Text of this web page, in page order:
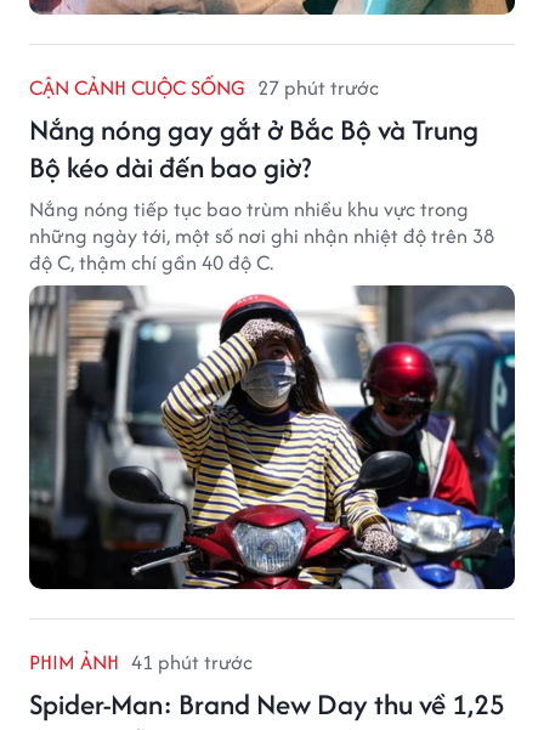
CẬN CẢNH CUỘC SỐNG 27 phút trước
Nắng nóng gay gắt ở Bắc Bộ và Trung
Bộ kéo dài đến bao giờ?
Nắng nóng tiếp tục bao trùm nhiều khu vực trong
những ngày tới, một số nơi ghi nhận nhiệt độ trên 38
độ C, thậm chí gần 40 độ C.
PHIM ẢNH 41 phút trước
Spider-Man: Brand New Day thu về 1,25